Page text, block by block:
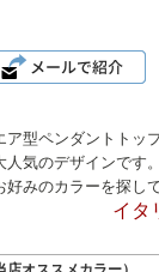
型ペンダントトッ
人気のデザインです
みのカラーを探し
イタ